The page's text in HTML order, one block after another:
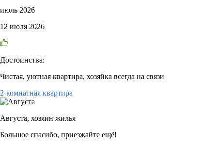
июль 2026
12 июля 2026
Достоинства:
Чистая, уютная квартира, хозяйка всегда на связи
2-комнатная квартира
Августа, хозяин жилья
Большое спасибо, приезжайте ещё!